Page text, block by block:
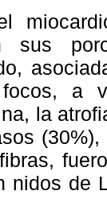
sus
a
la
nidos de